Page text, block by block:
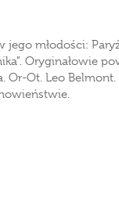
młodości:
Oryginałowie
Or-Ot. Leo